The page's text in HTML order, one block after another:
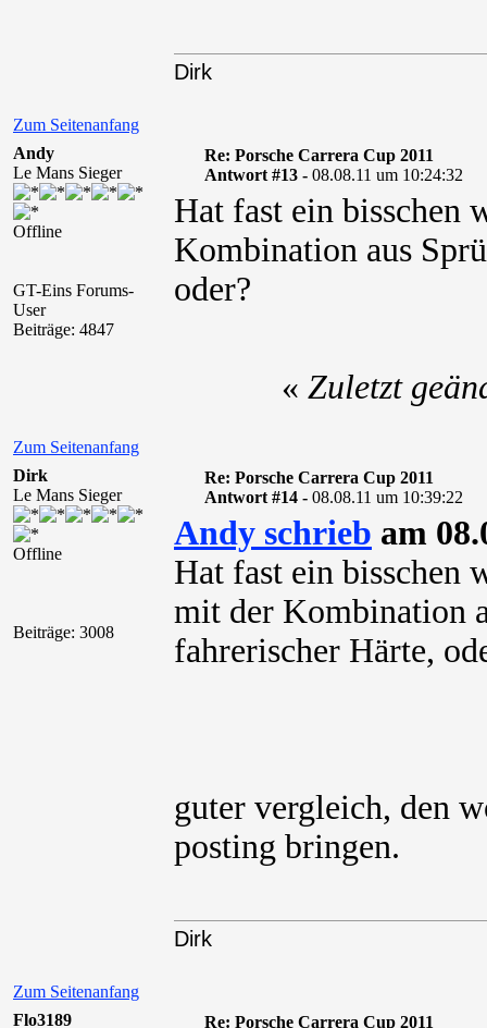
Zum Seitenanfang
Dirk
Andy
Le Mans Sieger
Offline
GT-Eins Forums-
User
Beiträge: 4847
Re: Porsche Carrera Cup 2011
Antwort #13 - 08.08.11 um 10:24:32
Hat fast ein bisschen
Kombination aus
oder?
Zum Seitenanfang
« Zuletzt
Dirk
Le Mans Sieger
Offline
Beiträge: 3008
Re: Porsche Carrera Cup 2011
Antwort #14 - 08.08.11 um 10:39:22
Andy schrieb am
Hat fast ein bisschen
mit der Kombination
fahrerischer Härte,
guter vergleich, den
posting bringen.
Zum Seitenanfang
Dirk
Flo3189 Re: Porsche Carrera Cup 2011